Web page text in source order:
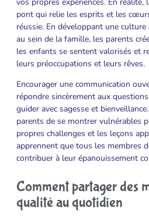
pont qui relie les esprits et les
réussie. En développant une culture
au sein de la famille, les parents
les enfants se sentent valorisés et
leurs préoccupations et leurs rêves.
Encourager une communication
répondre sincèrement aux
guider avec sagesse et
parents de se montrer vulnérables
propres challenges et les leçons
apprennent que tous les membres
contribuer à leur épanouissement
Comment partager des
qualité au quotidien